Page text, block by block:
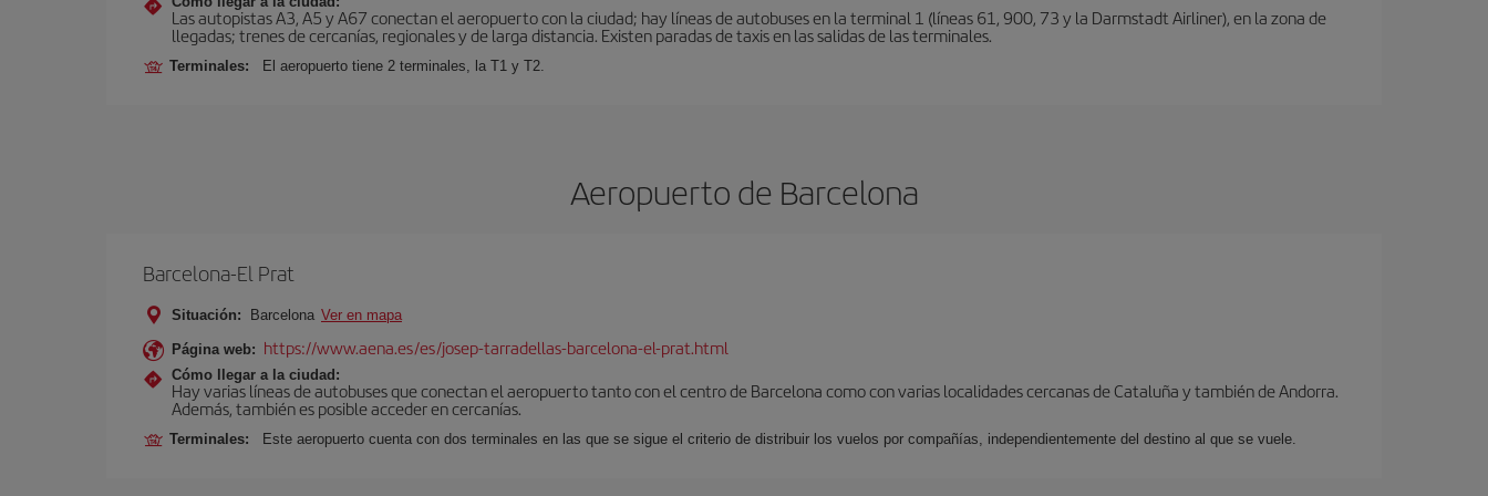
Las autopistas A3, A5 y A67 conectan el aeropuerto con la ciudad; hay líneas de autobuses en la terminal 1 (líneas 61, 900, 73 y la Darmstadt Airliner), en la zona de
llegadas; trenes de cercanías, regionales y de larga distancia. Existen paradas de taxis en las salidas de las terminales.
Terminales: El aeropuerto tiene 2 terminales, la T1 y T2.
Aeropuerto de Barcelona
Barcelona-El Prat
Situación: Barcelona Ver en mapa
Página web: https://www.aena.es/es/josep-tarradellas-barcelona-el-prat.html
Cómo llegar a la ciudad:
Hay varias líneas de autobuses que conectan el aeropuerto tanto con el centro de Barcelona como con varias localidades cercanas de Cataluña y también de Andorra.
Además, también es posible acceder en cercanías.
Terminales: Este aeropuerto cuenta con dos terminales en las que se sigue el criterio de distribuir los vuelos por compañías, independientemente del destino al que se vuele.